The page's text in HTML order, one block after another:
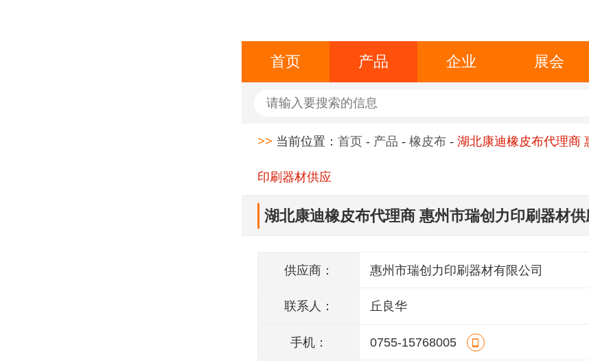
首页 产品 企业 展会
>> 当前位置： 首页 - 产品 - 橡皮布- 湖北康迪橡皮布代理商
印刷器材供应
湖北康迪橡皮布代理商 惠州市瑞创力印刷器材供
供应商： 惠州市瑞创力印刷器材有限公司
联系人： 丘良华
手机： 0755-15768005